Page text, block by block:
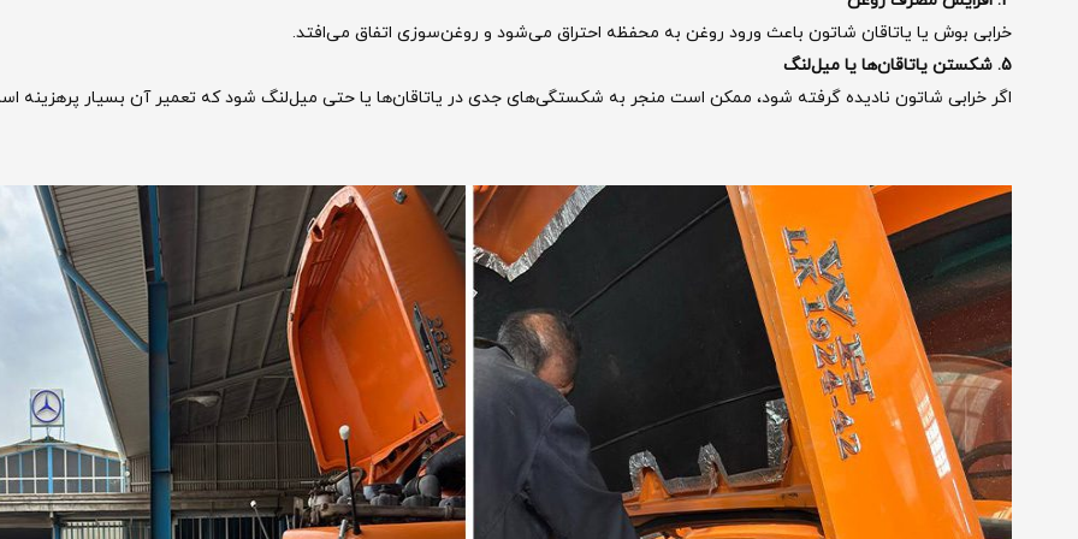
خرابی بوش یا یاتاقان شاتون باعث ورود روغن به محفظه احتراق می‌شود و روغن‌سوزی اتفاق می‌افتد.
5. شکستن یاتاقان‌ها یا میل‌لنگ
اگر خرابی شاتون نادیده گرفته شود، ممکن است منجر به شکستگی‌های جدی در یاتاقان‌ها یا حتی میل‌لنگ شود که تعمیر آن بسیار پرهزینه